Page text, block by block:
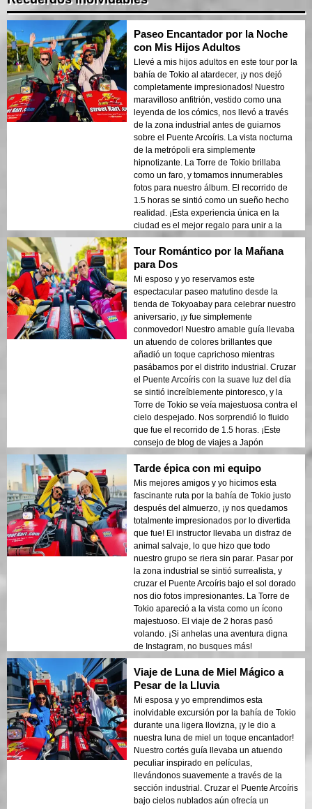
Paseo Encantador por la Noche
con Mis Hijos Adultos
Llevé a mis hijos adultos en este tour por la
bahía de Tokio al atardecer, ¡y nos dejó
completamente impresionados! Nuestro
maravilloso anfitrión, vestido como una
leyenda de los cómics, nos llevó a través
de la zona industrial antes de guiarnos
sobre el Puente Arcoíris. La vista nocturna
de la metrópoli era simplemente
hipnotizante. La Torre de Tokio brillaba
como un faro, y tomamos innumerables
fotos para nuestro álbum. El recorrido de
1.5 horas se sintió como un sueño hecho
realidad. ¡Esta experiencia única en la
ciudad es el mejor regalo para unir a la
familia! 🚀
Tour Romántico por la Mañana
para Dos
Mi esposo y yo reservamos este
espectacular paseo matutino desde la
tienda de Tokyoabay para celebrar nuestro
aniversario, ¡y fue simplemente
conmovedor! Nuestro amable guía llevaba
un atuendo de colores brillantes que
añadió un toque caprichoso mientras
pasábamos por el distrito industrial. Cruzar
el Puente Arcoíris con la suave luz del día
se sintió increíblemente pintoresco, y la
Torre de Tokio se veía majestuosa contra el
cielo despejado. Nos sorprendió lo fluido
que fue el recorrido de 1.5 horas. ¡Este
consejo de blog de viajes a Japón
realmente elevó nuestro día especial!
Tarde épica con mi equipo
Mis mejores amigos y yo hicimos esta
fascinante ruta por la bahía de Tokio justo
después del almuerzo, ¡y nos quedamos
totalmente impresionados por lo divertida
que fue! El instructor llevaba un disfraz de
animal salvaje, lo que hizo que todo
nuestro grupo se riera sin parar. Pasar por
la zona industrial se sintió surrealista, y
cruzar el Puente Arcoíris bajo el sol dorado
nos dio fotos impresionantes. La Torre de
Tokio apareció a la vista como un ícono
majestuoso. El viaje de 2 horas pasó
volando. ¡Si anhelas una aventura digna
de Instagram, no busques más!
Viaje de Luna de Miel Mágico a
Pesar de la Lluvia
Mi esposa y yo emprendimos esta
inolvidable excursión por la bahía de Tokio
durante una ligera llovizna, ¡y le dio a
nuestra luna de miel un toque encantador!
Nuestro cortés guía llevaba un atuendo
peculiar inspirado en películas,
llevándonos suavemente a través de la
sección industrial. Cruzar el Puente Arcoíris
bajo cielos nublados aún ofrecía un